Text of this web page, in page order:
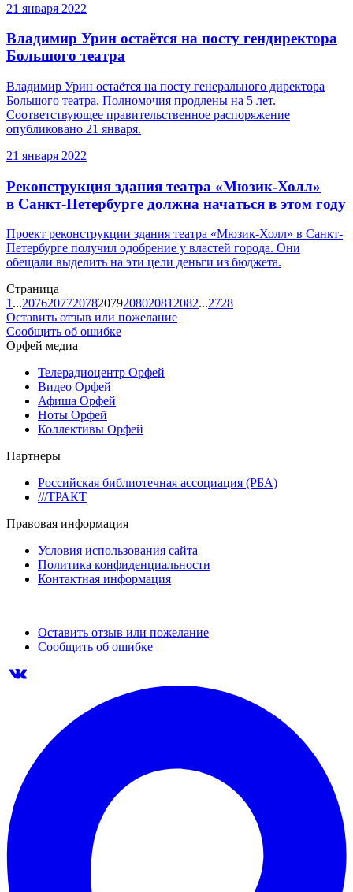
21 января 2022
Владимир Урин остаётся на посту гендиректора
Большого театра
Владимир Урин остаётся на посту генерального директора
Большого театра. Полномочия продлены на 5 лет.
Соответствующее правительственное распоряжение
опубликовано 21 января.
21 января 2022
Реконструкция здания театра «Мюзик-Холл»
в Санкт-Петербурге должна начаться в этом году
Проект реконструкции здания театра «Мюзик-Холл» в Санкт-
Петербурге получил одобрение у властей города. Они
обещали выделить на эти цели деньги из бюджета.
Страница
1...2076207720782079208020812082...2728
Оставить отзыв или пожелание
Сообщить об ошибке
Орфей медиа
Телерадиоцентр Орфей
Видео Орфей
Афиша Орфей
Ноты Орфей
Коллективы Орфей
Партнеры
Российская библиотечная ассоциация (РБА)
///ТРАКТ
Правовая информация
Условия использования сайта
Политика конфиденциальности
Контактная информация
Оставить отзыв или пожелание
Сообщить об ошибке